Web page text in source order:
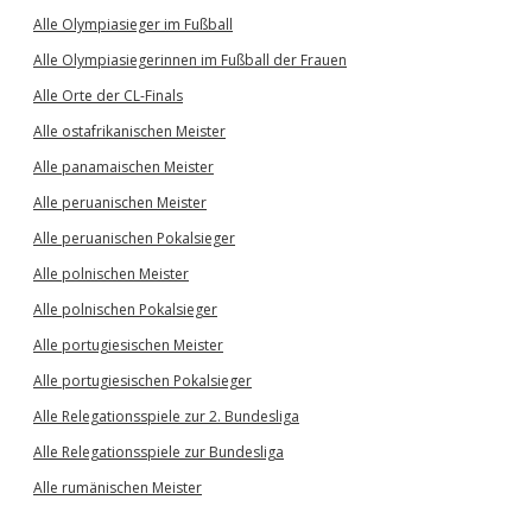
Alle Olympiasieger im Fußball
Alle Olympiasiegerinnen im Fußball der Frauen
Alle Orte der CL-Finals
Alle ostafrikanischen Meister
Alle panamaischen Meister
Alle peruanischen Meister
Alle peruanischen Pokalsieger
Alle polnischen Meister
Alle polnischen Pokalsieger
Alle portugiesischen Meister
Alle portugiesischen Pokalsieger
Alle Relegationsspiele zur 2. Bundesliga
Alle Relegationsspiele zur Bundesliga
Alle rumänischen Meister